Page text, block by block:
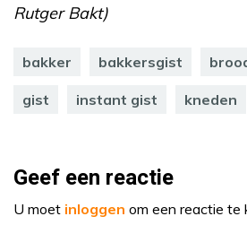
Rutger Bakt)
bakker bakkersgist
gist instant gist kneden
Geef een reactie
U moet inloggen om een reactie te